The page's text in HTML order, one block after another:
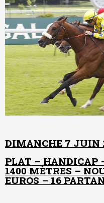
DIMANCHE 7 JUIN
PLAT – HANDICAP
1400 MÈTRES –
EUROS – 16